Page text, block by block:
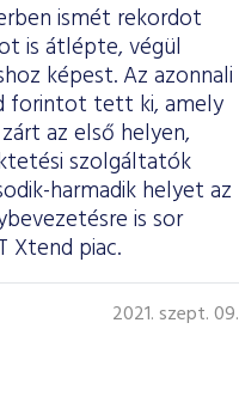
ismét rekordot
is átlépte, végül
képest. Az azonnali
forintot tett ki, amely
az első helyen,
szolgáltatók
harmadik helyet az
is sor
Xtend piac.
2021. szept. 09.